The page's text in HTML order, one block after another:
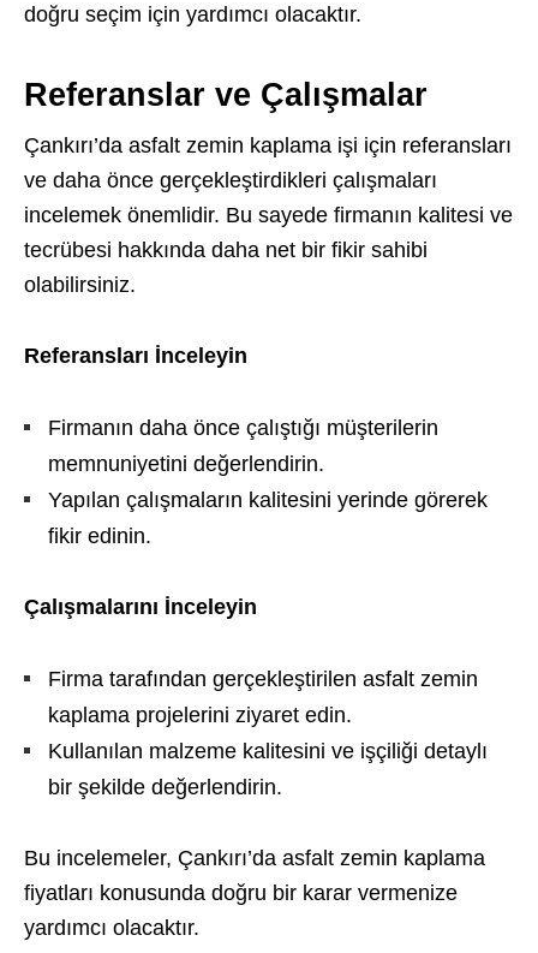
doğru seçim için yardımcı olacaktır.
Referanslar ve Çalışmalar
Çankırı’da asfalt zemin kaplama işi için referansları
ve daha önce gerçekleştirdikleri çalışmaları
incelemek önemlidir. Bu sayede firmanın kalitesi ve
tecrübesi hakkında daha net bir fikir sahibi
olabilirsiniz.
Referansları İnceleyin
Firmanın daha önce çalıştığı müşterilerin
memnuniyetini değerlendirin.
Yapılan çalışmaların kalitesini yerinde görerek
fikir edinin.
Çalışmalarını İnceleyin
Firma tarafından gerçekleştirilen asfalt zemin
kaplama projelerini ziyaret edin.
Kullanılan malzeme kalitesini ve işçiliği detaylı
bir şekilde değerlendirin.
Bu incelemeler, Çankırı’da asfalt zemin kaplama
fiyatları konusunda doğru bir karar vermenize
yardımcı olacaktır.